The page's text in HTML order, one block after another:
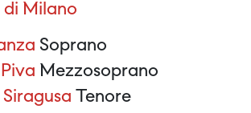
di Milano
Soprano
Mezzosoprano
Tenore